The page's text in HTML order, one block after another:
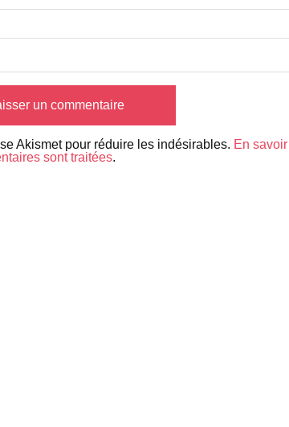
Akismet pour réduire les indésirables. En
sont traitées.